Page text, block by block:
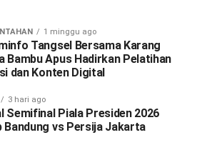
1 minggu ago
Tangsel Bersama Karang
Bambu Apus Hadirkan Pelatihan
dan Konten Digital
3 hari ago
Semifinal Piala Presiden 2026
Bandung vs Persija Jakarta